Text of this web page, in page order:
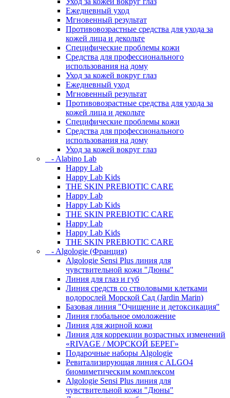
Ежедневный уход
Мгновенный результат
Противовозрастные средства для ухода за
кожей лица и декольте
Специфические проблемы кожи
Средства для профессионального
использования на дому
Уход за кожей вокруг глаз
Ежедневный уход
Мгновенный результат
Противовозрастные средства для ухода за
кожей лица и декольте
Специфические проблемы кожи
Средства для профессионального
использования на дому
Уход за кожей вокруг глаз
- Alabino Lab
Happy Lab
Happy Lab Kids
THE SKIN PREBIOTIC CARE
Happy Lab
Happy Lab Kids
THE SKIN PREBIOTIC CARE
Happy Lab
Happy Lab Kids
THE SKIN PREBIOTIC CARE
- Algologie (Франция)
Algologie Sensi Plus линия для
чувcтвительной кожи "Дюны"
Линия для глаз и губ
Линия средств со стволовыми клетками
водорослей Морской Сад (Jardin Marin)
Базовая линия "Очищение и детоксикация"
Линия глобальное омоложение
Линия для жирной кожи
Линия для коррекции возрастных изменений
«RIVAGE / МОРСКОЙ БЕРЕГ»
Подарочные наборы Algologie
Ревитализирующая линия с ALGO4
биомиметическим комплексом
Algologie Sensi Plus линия для
чувcтвительной кожи "Дюны"